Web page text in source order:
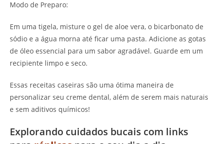
Modo de Preparo:
Em uma tigela, misture o gel de aloe vera, o bicarbonato de
sódio e a água morna até ficar uma pasta. Adicione as gotas
de óleo essencial para um sabor agradável. Guarde em um
recipiente limpo e seco.
Essas receitas caseiras são uma ótima maneira de
personalizar seu creme dental, além de serem mais naturais
e sem aditivos químicos!
Explorando cuidados bucais com links